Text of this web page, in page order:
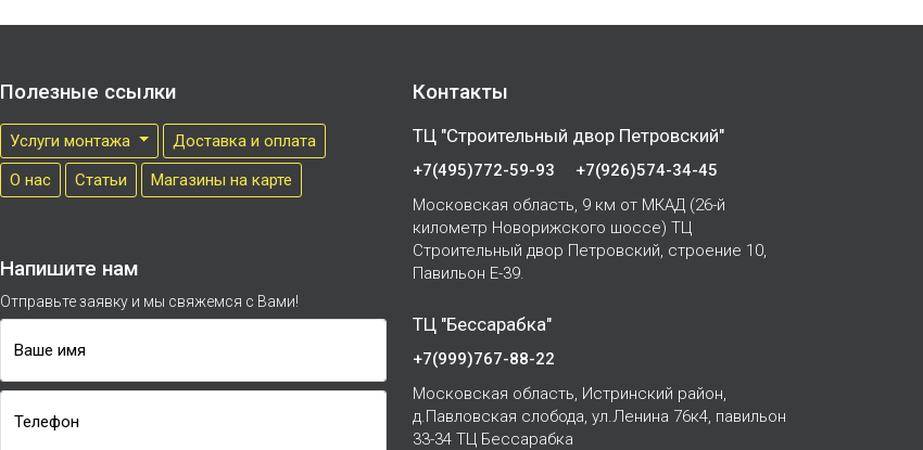
Полезные ссылки
Услуги монтажа
Доставка и оплата
О нас
Cтатьи Магазины на карте
Напишите нам
Отправьте заявку и мы свяжемся с Вами!
Ваше имя
Телефон
Контакты
ТЦ "Строительный двор Петровский"
+7(495)772-59-93
+7(926)574-34-45
Московская область, 9 км от МКАД (26-й
километр Новорижского шоссе) ТЦ
Строительный двор Петровский, строение 10,
Павильон Е-39.
ТЦ "Бессарабка"
+7(999)767-88-22
Московская область, Истринский район,
д.Павловская слобода, ул.Ленина 76к4, павильон
33-34 ТЦ Бессарабка